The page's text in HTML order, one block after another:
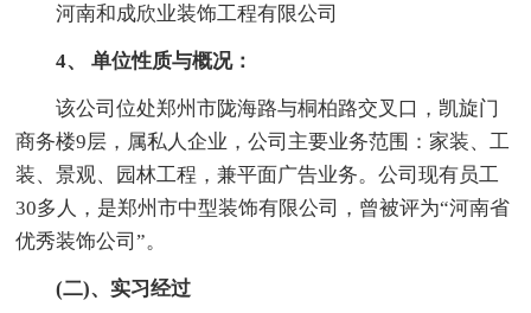
河南和成欣业装饰工程有限公司
4、 单位性质与概况：
该公司位处郑州市陇海路与桐柏路交叉口，凯旋门
商务楼9层，属私人企业，公司主要业务范围：家装、工
装、景观、园林工程，兼平面广告业务。公司现有员工
30多人，是郑州市中型装饰有限公司，曾被评为“河南省
优秀装饰公司”。
(二)、实习经过